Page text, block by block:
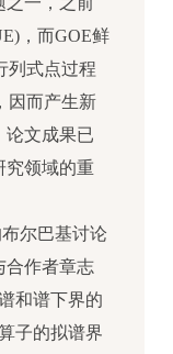
，而GOE鲜
列式点过程
因而产生新
论文成果已
究领域的重
尔巴基讨论
合作者章志
和谱下界的
子的拟谱界